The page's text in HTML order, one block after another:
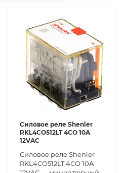
Силовое реле Shenler
RKL4CO512LT 4CO 10A
12VAC
Силовое реле Shenler
RKL4CO512LT 4CO 10A